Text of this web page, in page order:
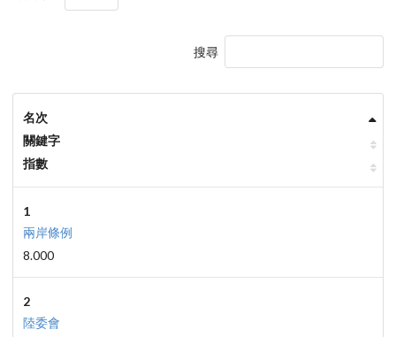
搜尋
名次
關鍵字
指數
1
兩岸條例
8.000
2
陸委會